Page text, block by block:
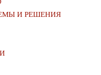
И РЕШЕНИЯ